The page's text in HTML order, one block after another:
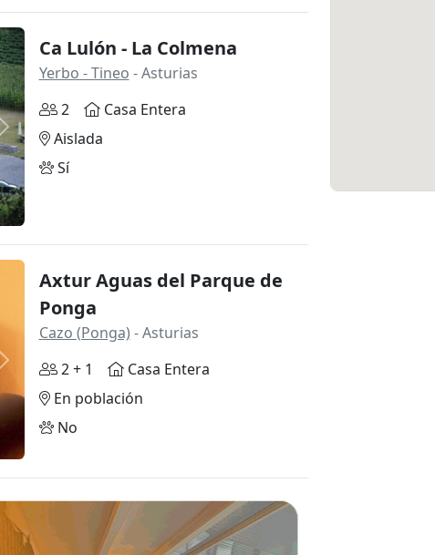
Siguiente
Ca Lulón - La Colmena
Yerbo - Tineo - Asturias
2
Casa Entera
Aislada
Sí
Siguiente
Axtur Aguas del Parque de
Ponga
Cazo (Ponga) - Asturias
2 + 1
Casa Entera
En población
No